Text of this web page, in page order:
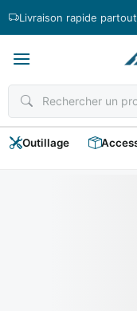
Livraison rapide
Outillage